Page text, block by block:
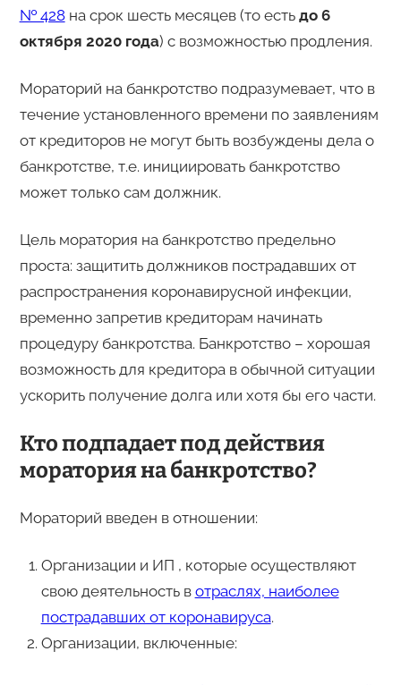
№ 428на срок шесть месяцев (то есть до 6
октября 2020 года) с возможностью продления.
Мораторий на банкротство подразумевает, что в
течение установленного времени по заявлениям
от кредиторов не могут быть возбуждены дела о
банкротстве, т.е. инициировать банкротство
может только сам должник.
Цель моратория на банкротство предельно
проста: защитить должников пострадавших от
распространения коронавирусной инфекции,
временно запретив кредиторам начинать
процедуру банкротства. Банкротство – хорошая
возможность для кредитора в обычной ситуации
ускорить получение долга или хотя бы его части.
Кто подпадает под действия
моратория на банкротство?
Мораторий введен в отношении:
Организации и ИП , которые осуществляют
свою деятельность в отраслях, наиболее
пострадавших от коронавируса.
Организации, включенные: